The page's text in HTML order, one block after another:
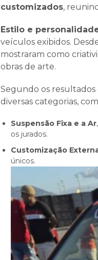
customizados,
Estilo e
veículos exibidos.
mostraram como
obras de arte.
Segundo os
diversas categorias,
Suspensão Fixa e a Ar
os jurados.
Customização
únicos.